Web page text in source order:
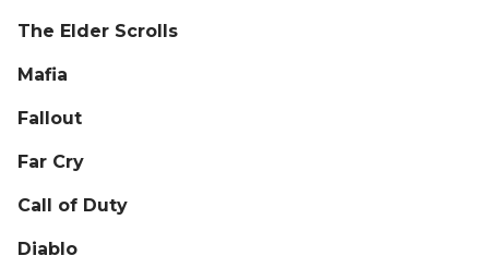
The Elder Scrolls
Mafia
Fallout
Far Cry
Call of Duty
Diablo